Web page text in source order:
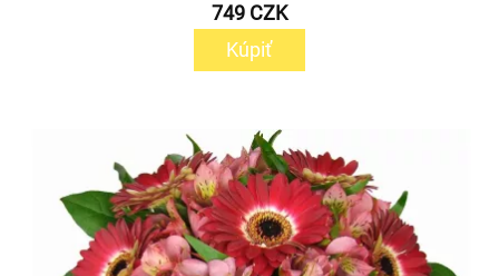
749 CZK
Kúpiť